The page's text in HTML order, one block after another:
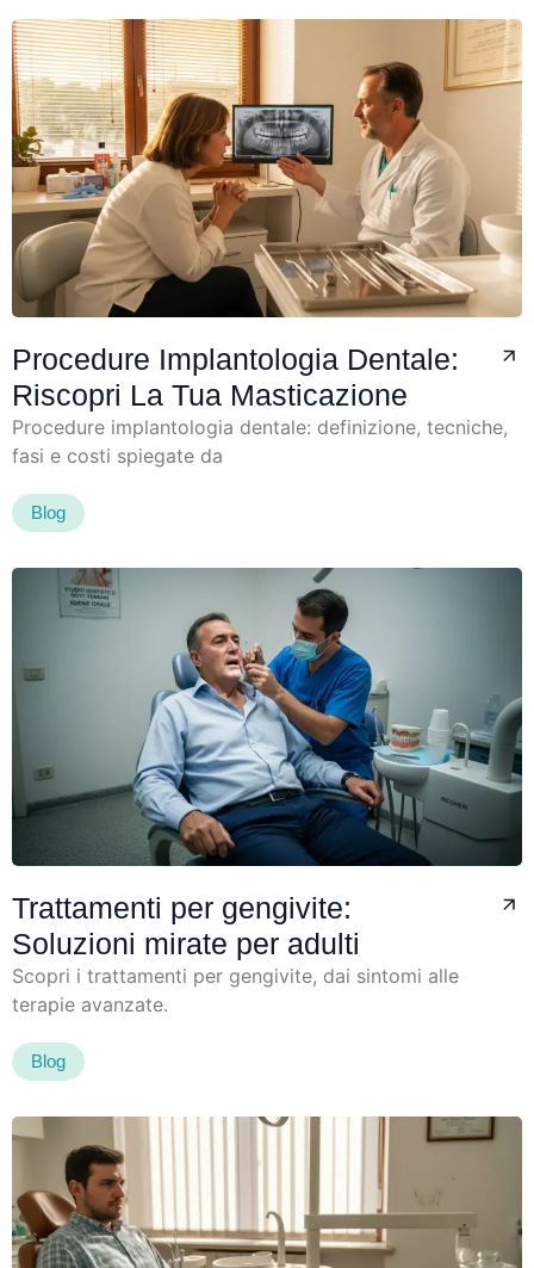
Procedure Implantologia Dentale:
Riscopri La Tua Masticazione
Procedure implantologia dentale: definizione, tecniche,
fasi e costi spiegate da
Blog
Trattamenti per gengivite:
Soluzioni mirate per adulti
Scopri i trattamenti per gengivite, dai sintomi alle
terapie avanzate.
Blog